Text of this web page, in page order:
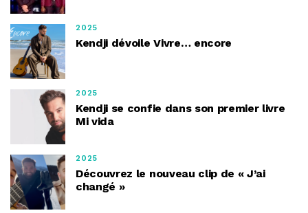
2025
Kendji dévoile Vivre… encore
2025
Kendji se confie dans son premier livre
Mi vida
2025
Découvrez le nouveau clip de « J’ai
changé »